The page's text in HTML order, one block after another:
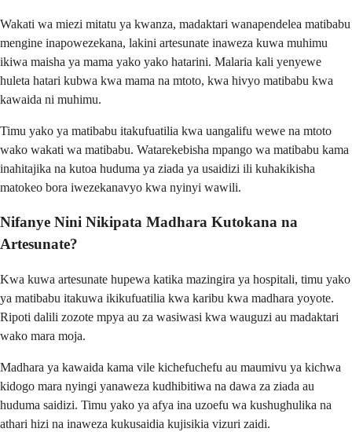
Wakati wa miezi mitatu ya kwanza, madaktari wanapendelea matibabu
mengine inapowezekana, lakini artesunate inaweza kuwa muhimu
ikiwa maisha ya mama yako yako hatarini. Malaria kali yenyewe
huleta hatari kubwa kwa mama na mtoto, kwa hivyo matibabu kwa
kawaida ni muhimu.
Timu yako ya matibabu itakufuatilia kwa uangalifu wewe na mtoto
wako wakati wa matibabu. Watarekebisha mpango wa matibabu kama
inahitajika na kutoa huduma ya ziada ya usaidizi ili kuhakikisha
matokeo bora iwezekanavyo kwa nyinyi wawili.
Nifanye Nini Nikipata Madhara Kutokana na
Artesunate?
Kwa kuwa artesunate hupewa katika mazingira ya hospitali, timu yako
ya matibabu itakuwa ikikufuatilia kwa karibu kwa madhara yoyote.
Ripoti dalili zozote mpya au za wasiwasi kwa wauguzi au madaktari
wako mara moja.
Madhara ya kawaida kama vile kichefuchefu au maumivu ya kichwa
kidogo mara nyingi yanaweza kudhibitiwa na dawa za ziada au
huduma saidizi. Timu yako ya afya ina uzoefu wa kushughulika na
athari hizi na inaweza kukusaidia kujisikia vizuri zaidi.